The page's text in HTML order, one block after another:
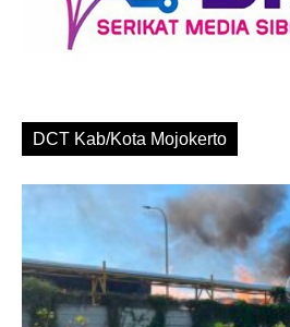
DCT Kab/Kota Mojokerto